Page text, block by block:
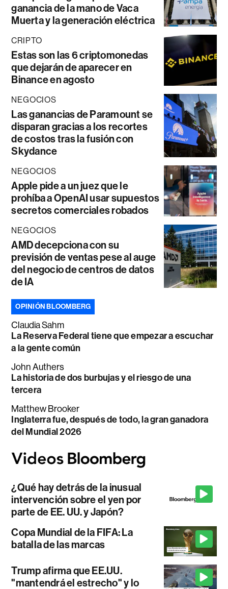
ganancia de la mano de Vaca
Muerta y la generación eléctrica
CRIPTO
Estas son las 6 criptomonedas
que dejarán de aparecer en
Binance en agosto
NEGOCIOS
Las ganancias de Paramount se
disparan gracias a los recortes
de costos tras la fusión con
Skydance
NEGOCIOS
Apple pide a un juez que le
prohíba a OpenAI usar supuestos
secretos comerciales robados
NEGOCIOS
AMD decepciona con su
previsión de ventas pese al auge
del negocio de centros de datos
de IA
OPINIÓN BLOOMBERG
Claudia Sahm
La Reserva Federal tiene que empezar a escuchar
a la gente común
John Authers
La historia de dos burbujas y el riesgo de una
tercera
Matthew Brooker
Inglaterra fue, después de todo, la gran ganadora
del Mundial 2026
¿Qué hay detrás de la inusual
intervención sobre el yen por
parte de EE. UU. y Japón?
Copa Mundial de la FIFA: La
batalla de las marcas
Trump afirma que EE.UU.
"mantendrá el estrecho" y lo